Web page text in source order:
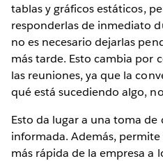
tablas y gráficos estáticos,
responderlas de inmediato
no es necesario dejarlas
más tarde. Esto cambia por
las reuniones, ya que la
qué está sucediendo algo,
Esto da lugar a una toma de
informada. Además,
más rápida de la empresa a